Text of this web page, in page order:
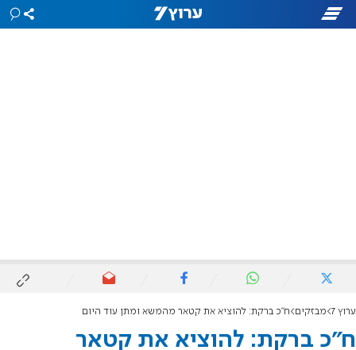
ערוץ 7 מבזקים ח"כ ברקת: להוציא את קטאר מהמשא ומתן עוד היום
ח"כ ברקת: להוציא את קטאר